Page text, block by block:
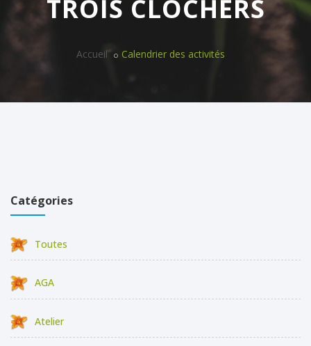
TROIS CLOCHERS
Accueil Calendrier des activités
Catégories
Toutes
AGA
Atelier